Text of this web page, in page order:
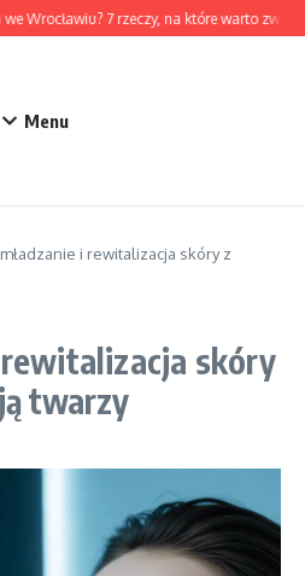
Wrocławiu? 7 rzeczy, na które warto
Menu
i rewitalizacja skóry z
rewitalizacja skóry
twarzy